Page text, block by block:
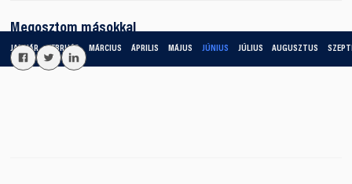
JANUÁR FEBRUÁR MÁRCIUS ÁPRILIS MÁJUS JÚNIUS JÚLIUS AUGUSZTUS
Megosztom másokkal